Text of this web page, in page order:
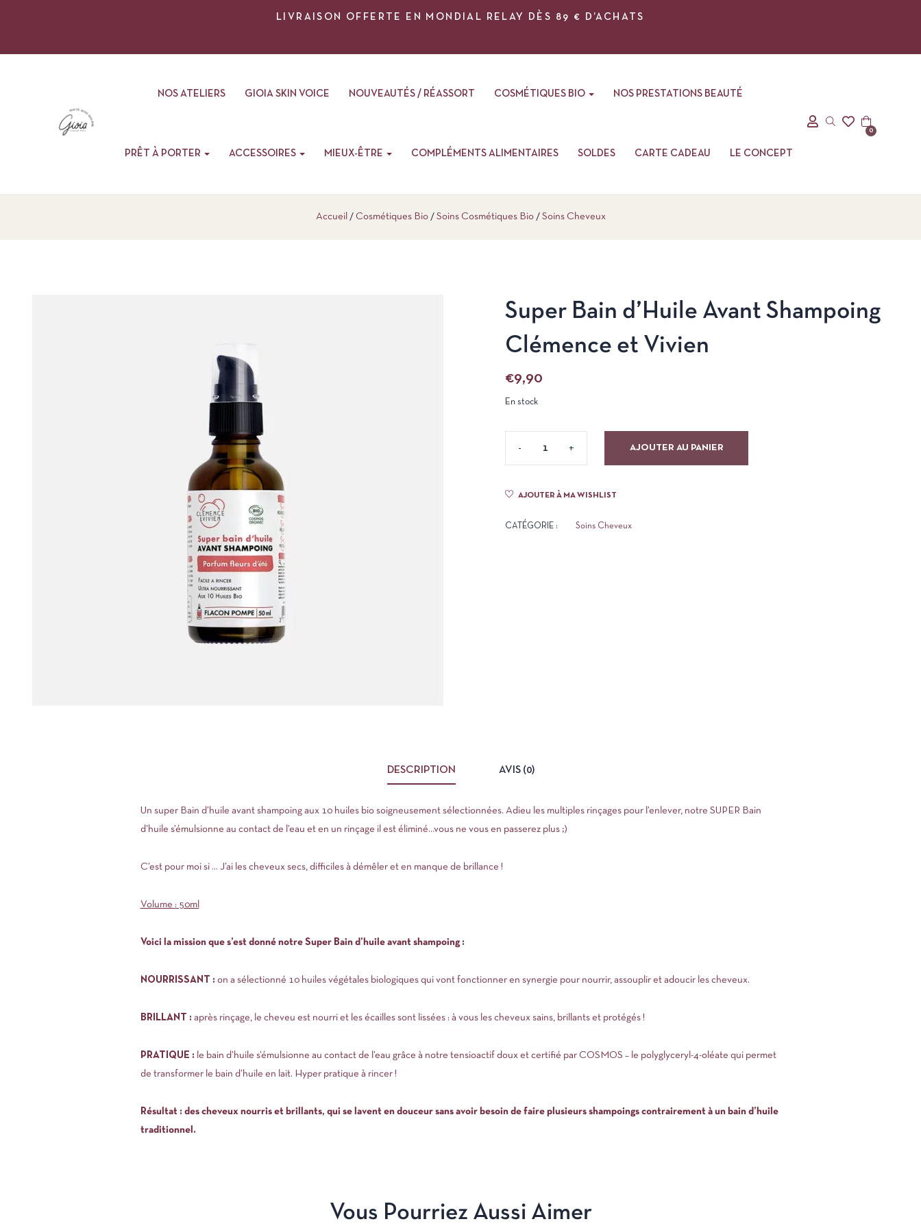
LIVRAISON OFFERTE EN MONDIAL RELAY DÈS 89 € D’ACHATS
NOS ATELIERS GIOIA SKIN VOICE NOUVEAUTÉS / RÉASSORT COSMÉTIQUES BIO NOS PRESTATIONS BEAUTÉ
PRÊT À PORTER ACCESSOIRES MIEUX-ÊTRE COMPLÉMENTS ALIMENTAIRES SOLDES CARTE CADEAU LE CONCEPT
0
Accueil Cosmétiques Bio Soins Cosmétiques Bio Soins Cheveux
Super Bain d’Huile Avant Shampoing
Clémence et Vivien
€9,90
En stock
AJOUTER AU PANIER
AJOUTER À MA WISHLIST
CATÉGORIE : Soins Cheveux
DESCRIPTION AVIS (0)
Un super Bain d’huile avant shampoing aux 10 huiles bio soigneusement sélectionnées. Adieu les multiples rinçages pour l’enlever, notre SUPER Bain
d’huile s’émulsionne au contact de l’eau et en un rinçage il est éliminé…vous ne vous en passerez plus ;)
C’est pour moi si … J’ai les cheveux secs, difficiles à démêler et en manque de brillance !
Volume : 50ml
Voici la mission que s’est donné notre Super Bain d’huile avant shampoing :
NOURRISSANT : on a sélectionné 10 huiles végétales biologiques qui vont fonctionner en synergie pour nourrir, assouplir et adoucir les cheveux.
BRILLANT : après rinçage, le cheveu est nourri et les écailles sont lissées : à vous les cheveux sains, brillants et protégés !
PRATIQUE : le bain d’huile s’émulsionne au contact de l’eau grâce à notre tensioactif doux et certifié par COSMOS – le polyglyceryl-4-oléate qui permet
de transformer le bain d’huile en lait. Hyper pratique à rincer !
Résultat : des cheveux nourris et brillants, qui se lavent en douceur sans avoir besoin de faire plusieurs shampoings contrairement à un bain d’huile
traditionnel.
Vous Pourriez Aussi Aimer